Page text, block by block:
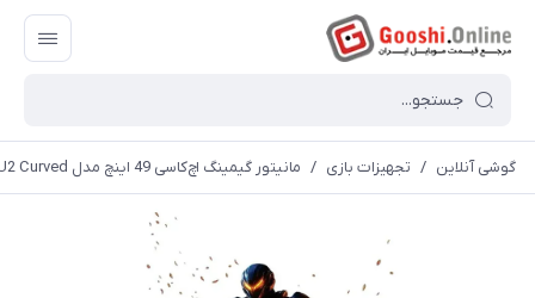
گوشی آنلاین / تجهیزات بازی / مانیتور گیمینگ‌ اچ‌کا‌سی 49 اینچ مدل MG49P2U2 Curved